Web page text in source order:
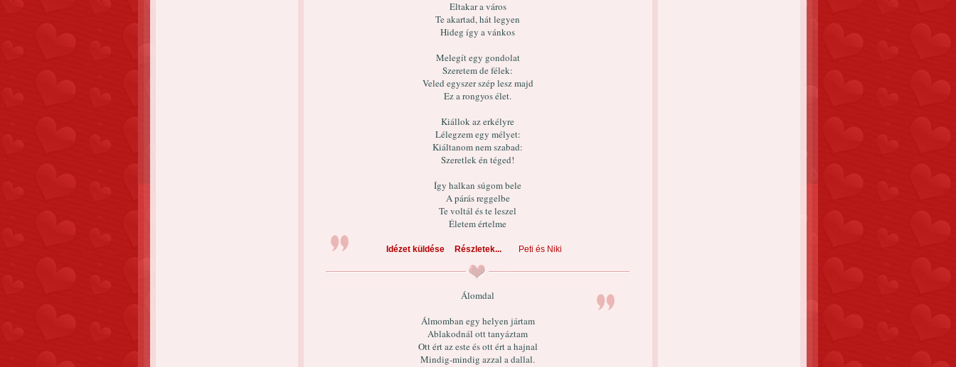
Eltakar a város
Te akartad, hát legyen
Hideg így a vánkos
Melegít egy gondolat
Szeretem de félek:
Veled egyszer szép lesz majd
Ez a rongyos élet.
Kiállok az erkélyre
Lélegzem egy mélyet:
Kiáltanom nem szabad:
Szeretlek én téged!
Így halkan súgom bele
A párás reggelbe
Te voltál és te leszel
Életem értelme
Idézet küldése Részletek... Peti és Niki
Álomdal
Álmomban egy helyen jártam
Ablakodnál ott tanyáztam
Ott ért az este és ott ért a hajnal
Mindig-mindig azzal a dallal.